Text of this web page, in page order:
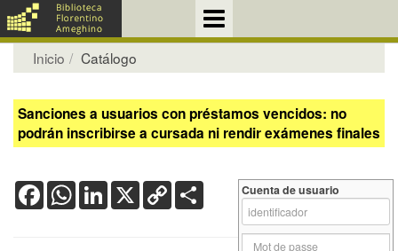
Inicio Catálogo
Sanciones a usuarios con préstamos vencidos: no
podrán inscribirse a cursada ni rendir exámenes finales
FacebookWhatsApp
LinkedIn
X Copy
Link
Cuenta de usuario